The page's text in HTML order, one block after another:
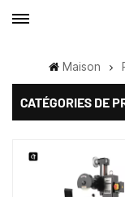
Maison
CATÉGORIES DE